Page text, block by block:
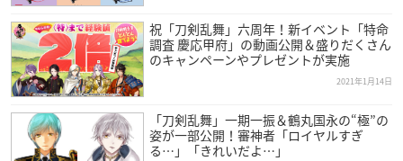
祝「刀剣乱舞」六周年！新イベント「特命
調査 慶応甲府」の動画公開＆盛りだくさん
のキャンペーンやプレゼントが実施
2021年1月14日
「刀剣乱舞」一期一振＆鶴丸国永の“極”の
姿が一部公開！審神者「ロイヤルすぎ
る…」「きれいだよ…」